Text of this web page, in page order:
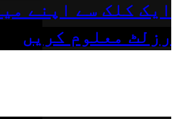
ایک کلک سے اپنے
رزلٹ معلوم کریں